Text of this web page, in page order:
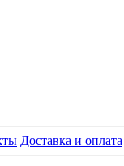
Доставка и оплата